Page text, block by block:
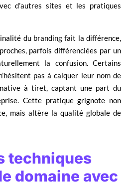
d’autres sites et les pratiques
du branding fait la différence,
parfois différenciées par un
la confusion. Certains
pas à calquer leur nom de
à tiret, captant une part du
Cette pratique grignote non
mais altère la qualité globale de
techniques
domaine avec